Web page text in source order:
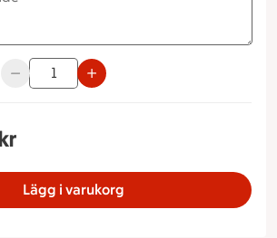
Använd knapparna för att minska eller
stycken Prinsesstårta låglaktos Färg
Lägg i varukorg